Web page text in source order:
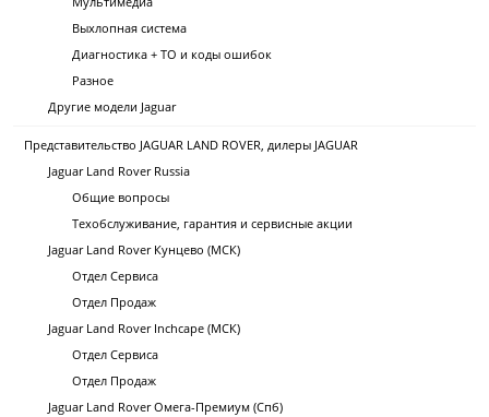
Выхлопная система
Диагностика + ТО и коды ошибок
Разное
Другие модели Jaguar
Представительство JAGUAR LAND ROVER, дилеры JAGUAR
Jaguar Land Rover Russia
Общие вопросы
Техобслуживание, гарантия и сервисные акции
Jaguar Land Rover Кунцево (МСК)
Отдел Сервиса
Отдел Продаж
Jaguar Land Rover Inchcape (МСК)
Отдел Сервиса
Отдел Продаж
Jaguar Land Rover Омега-Премиум (Спб)